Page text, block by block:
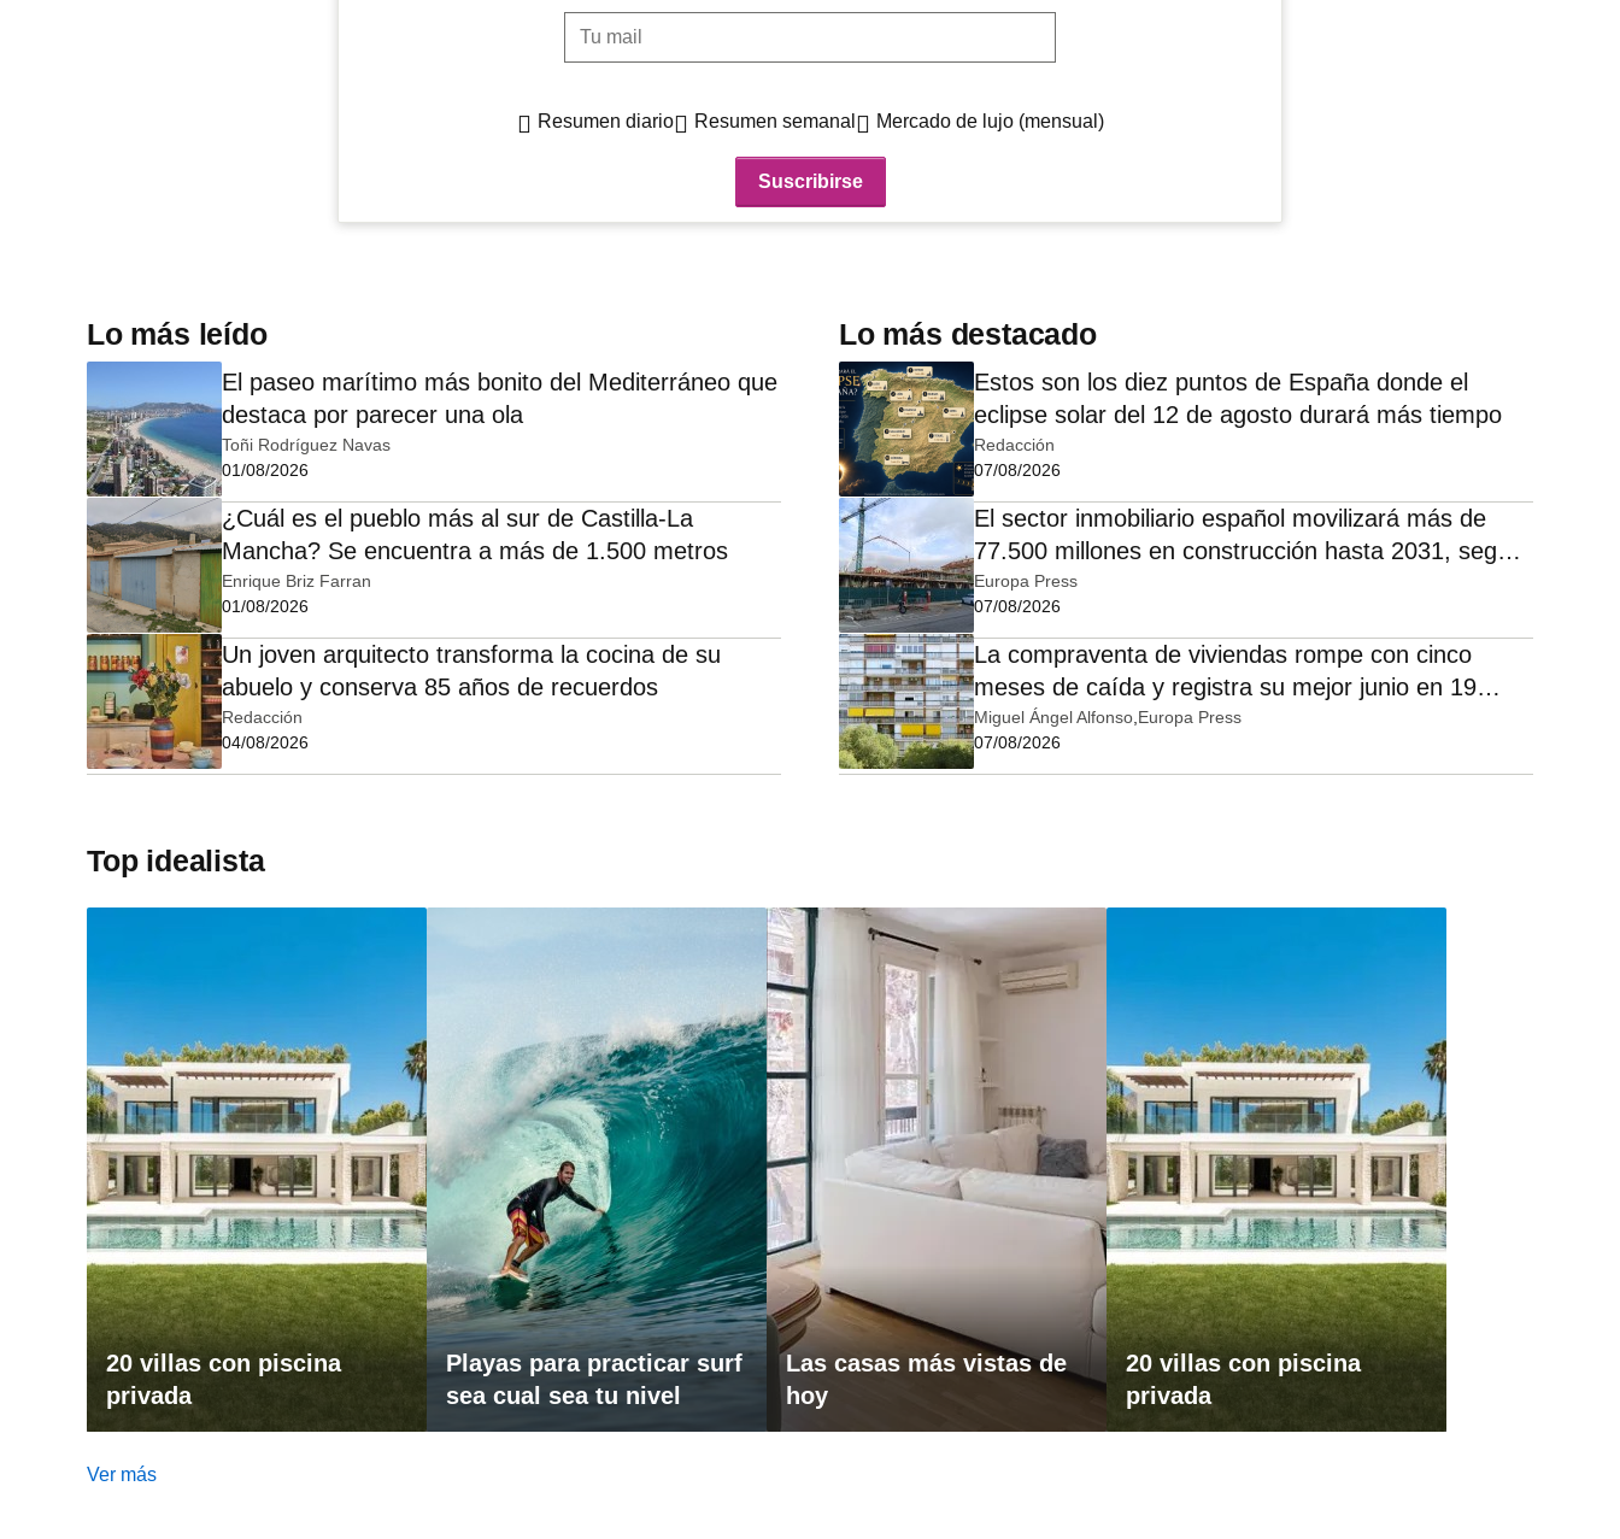
Tu mail
Resumen diario Resumen semanal Mercado de lujo (mensual)
Lo más leído
El paseo marítimo más bonito del Mediterráneo que
destaca por parecer una ola
Toñi Rodríguez Navas
01/08/2026
¿Cuál es el pueblo más al sur de Castilla-La
Mancha? Se encuentra a más de 1.500 metros
Enrique Briz Farran
01/08/2026
Un joven arquitecto transforma la cocina de su
abuelo y conserva 85 años de recuerdos
Redacción
04/08/2026
Lo más destacado
Estos son los diez puntos de España donde el
eclipse solar del 12 de agosto durará más tiempo
Redacción
07/08/2026
El sector inmobiliario español movilizará más de
77.500 millones en construcción hasta 2031, según
EY
Europa Press
07/08/2026
La compraventa de viviendas rompe con cinco
meses de caída y registra su mejor junio en 19
años, según el INE
Miguel Ángel Alfonso Europa Press
07/08/2026
Top idealista
20 villas con piscina
privada
Playas para practicar surf
sea cual sea tu nivel
Las casas más vistas de
hoy
20 villas con piscina
privada
Ver más